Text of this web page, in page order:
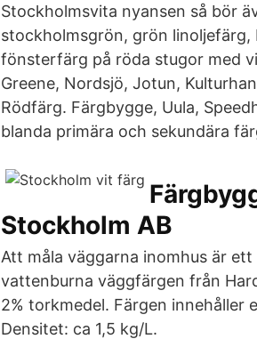
Stockholmsvita nyansen så bör
stockholmsgrön, grön
fönsterfärg på röda stugor med
Greene, Nordsjö, Jotun,
Rödfärg. Färgbygge, Uula,
blanda primära och sekundära
Stockholm AB
Att måla väggarna inomhus är
vattenburna väggfärgen från
2% torkmedel. Färgen innehåller
Densitet: ca 1,5 kg/L.